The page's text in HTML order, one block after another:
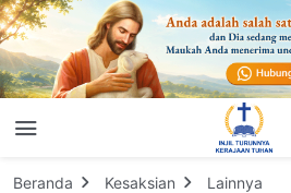
Beranda Kesaksian Lainnya